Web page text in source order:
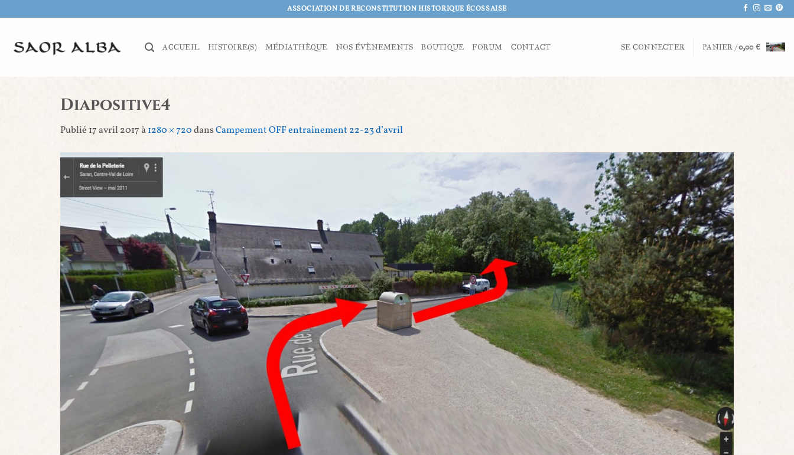
au
ASSOCIATION DE RECONSTITUTION HISTORIQUE ÉCOSSAISE
ACCUEIL HISTOIRE(S) MÉDIATHÈQUE NOS ÉVÈNEMENTS BOUTIQUE FORUM CONTACT SE CONNECTER PANIER /0,00€
Diapositive4
Publié 17 avril 2017à1280 × 720dansCampement OFF entrainement 22-23 d’avril